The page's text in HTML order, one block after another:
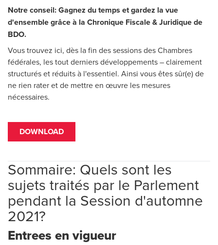
Notre conseil: Gagnez du temps et gardez la vue
d'ensemble grâce à la Chronique Fiscale & Juridique de
BDO.
Vous trouvez ici, dès la fin des sessions des Chambres
fédérales, les tout derniers développements – clairement
structurés et réduits à l'essentiel. Ainsi vous êtes sûr(e) de
ne rien rater et de mettre en œuvre les mesures
nécessaires.
DOWNLOAD
Sommaire: Quels sont les
sujets traités par le Parlement
pendant la Session d'automne
2021?
Entrees en vigueur